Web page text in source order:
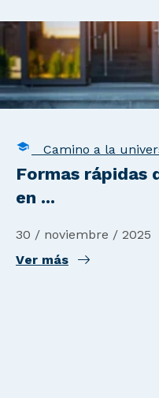
Camino a la
Formas rápidas
en ...
30 / noviembre / 2025
Ver más